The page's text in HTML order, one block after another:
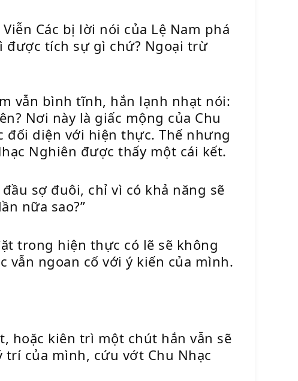
Các bị lời nói của Lệ Nam phá
được tích sự gì chứ? Ngoại trừ
vẫn bình tĩnh, hắn lạnh nhạt nói:
Nơi này là giấc mộng của Chu
đối diện với hiện thực. Thế nhưng
Nghiên được thấy một cái kết.
sợ đuôi, chỉ vì có khả năng sẽ
nữa sao?”
trong hiện thực có lẽ sẽ không
vẫn ngoan cố với ý kiến của mình.
hoặc kiên trì một chút hắn vẫn sẽ
của mình, cứu vớt Chu Nhạc